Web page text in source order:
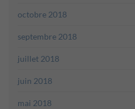
octobre 2018
septembre 2018
juillet 2018
juin 2018
mai 2018